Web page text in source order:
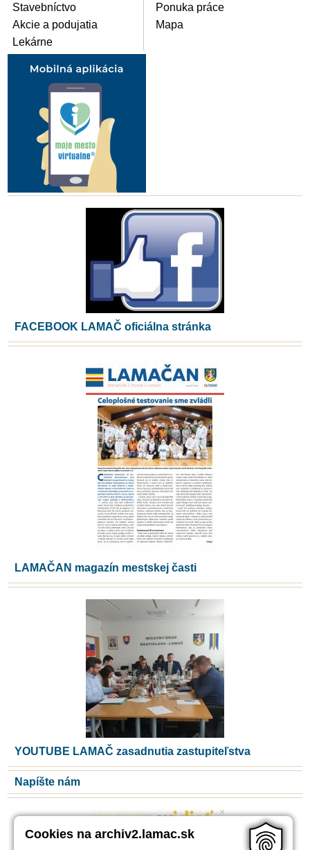
Cookies na archiv2.lamac.sk
Stavebníctvo
Akcie a podujatia
Lekárne
Ponuka práce
Mapa
FACEBOOK LAMAČ oficiálna stránka
LAMAČAN magazín mestskej časti
YOUTUBE LAMAČ zasadnutia zastupiteľstva
Napíšte nám